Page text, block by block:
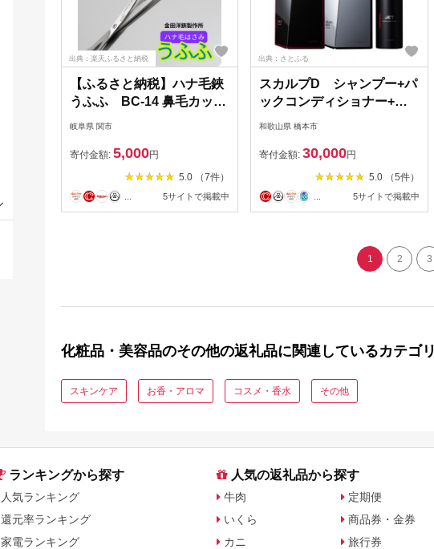
出典：楽天ふるさと納税
【ふるさと納税】ハナ毛鋏
うふふ BC-14 鼻毛カット
バサミ ハサミ 関市 ケアツ
岐阜県 関市
寄付金額: 5,000円
5.0 （7件）
5サイトで掲載中
出典：さとふる
スカルプD シャンプー+パ
ックコンディショナー+育
毛トニック オイリーセット
和歌山県 橋本市
寄付金額:30,000円
5.0 （5件）
5サイトで掲載中
1 2 3
化粧品・美容品のその他の返礼品に関連しているカテゴリ
スキンケア お香・アロマ コスメ・香水 その他
ランキングから探す
人気ランキング
還元率ランキング
家電ランキング
人気の返礼品から探す
牛肉
いくら
カニ
定期便
商品券・金券
旅行券